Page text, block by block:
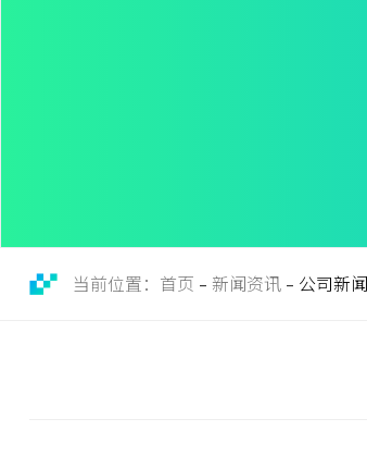
当前位置：首页 - 新闻资讯 - 公司新闻